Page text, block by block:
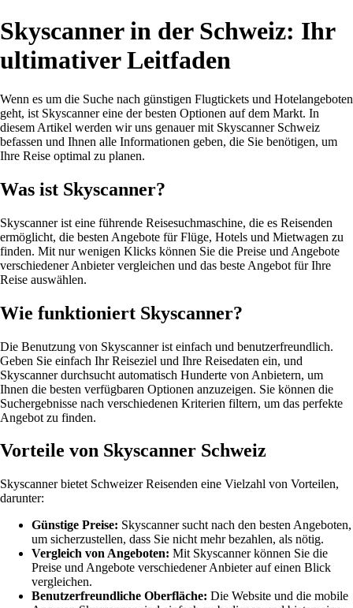
Skyscanner in der Schweiz: Ihr
ultimativer Leitfaden
Wenn es um die Suche nach günstigen Flugtickets und Hotelangeboten
geht, ist Skyscanner eine der besten Optionen auf dem Markt. In
diesem Artikel werden wir uns genauer mit Skyscanner Schweiz
befassen und Ihnen alle Informationen geben, die Sie benötigen, um
Ihre Reise optimal zu planen.
Was ist Skyscanner?
Skyscanner ist eine führende Reisesuchmaschine, die es Reisenden
ermöglicht, die besten Angebote für Flüge, Hotels und Mietwagen zu
finden. Mit nur wenigen Klicks können Sie die Preise und Angebote
verschiedener Anbieter vergleichen und das beste Angebot für Ihre
Reise auswählen.
Wie funktioniert Skyscanner?
Die Benutzung von Skyscanner ist einfach und benutzerfreundlich.
Geben Sie einfach Ihr Reiseziel und Ihre Reisedaten ein, und
Skyscanner durchsucht automatisch Hunderte von Anbietern, um
Ihnen die besten verfügbaren Optionen anzuzeigen. Sie können die
Suchergebnisse nach verschiedenen Kriterien filtern, um das perfekte
Angebot zu finden.
Vorteile von Skyscanner Schweiz
Skyscanner bietet Schweizer Reisenden eine Vielzahl von Vorteilen,
darunter:
Günstige Preise: Skyscanner sucht nach den besten Angeboten,
um sicherzustellen, dass Sie nicht mehr bezahlen, als nötig.
Vergleich von Angeboten: Mit Skyscanner können Sie die
Preise und Angebote verschiedener Anbieter auf einen Blick
vergleichen.
Benutzerfreundliche Oberfläche: Die Website und die mobile